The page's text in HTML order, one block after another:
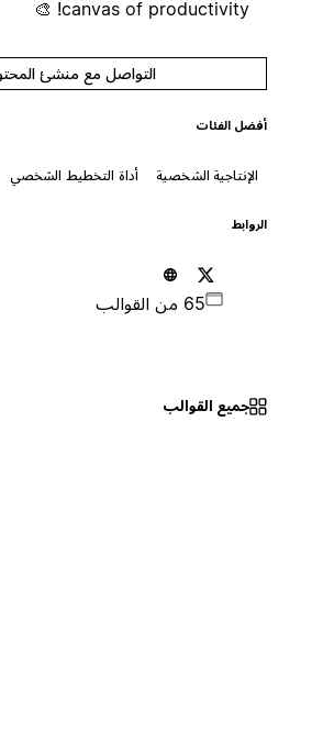
canvas of productivity! 🎨
التواصل مع منشئ المحتوى
أفضل الفئات
الإنتاجية الشخصية أداة التخطيط الشخصي موسمي
جميع القوالب